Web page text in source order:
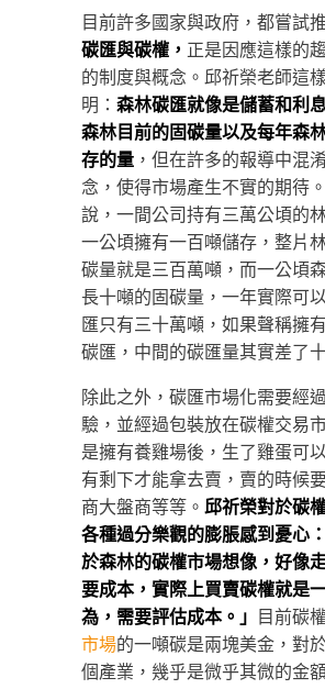
目前許多國家與政府，都嘗試
碳匯與碳權 ， 正是因應這樣的
的制度與概念。邱祈榮老師這
明： 森林碳匯就像是儲蓄和利
森林目前的固碳量以及每年森
存的量 ，但在許多的報導中混
念，使得市場產生不實的期待
說，一間公司持有三萬公頃的
一公頃擁有一百噸儲存，整片
碳量就是三百萬噸，而一公頃
長十噸的固碳量，一年實際可
匯只有三十萬噸，如果聲稱擁
碳匯，中間的碳匯量其實差了
除此之外，碳匯市場化需要經
驗，並經過包裝放在碳權交易
是擁有養雞場後，生了雞蛋可
有剩下才能拿去賣，賣的時候
商大盤商等等。 邱祈榮對於碳
各種過分樂觀的膨脹感到憂心
於森林的碳權市場想像，好像
要成本，實際上買賣碳權就是
為，需要評估成本。」
目前碳
市場的一噸碳是兩塊美金，對
個產業，幾乎是微乎其微的金